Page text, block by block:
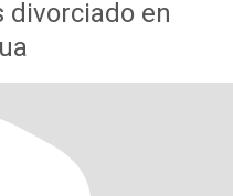
divorciado en